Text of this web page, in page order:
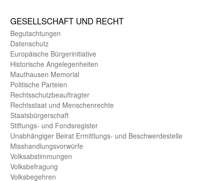
GE­SELL­SCHAFT UND RECHT
Begut­achtungen
Daten­schutz
Europäische Bürger­initiative
Historische Angelegen­heiten
Mauthausen Memorial
Politische Parteien
Rechts­schutz­beauftragter
Rechts­staat und Menschen­rechte
Staats­bürger­schaft
Stiftungs- und Fonds­register
Unab­hängiger Beirat Ermittlungs- und Beschwerde­stelle
Misshandlungs­vorwürfe
Volks­abstimmungen
Volks­befragung
Volks­begehren